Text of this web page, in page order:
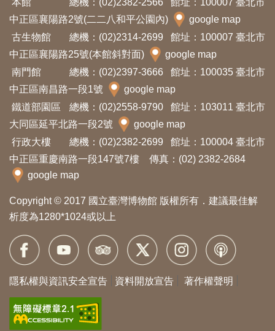
本館 總機：(02)2382-2566
館址：100007 臺北市
中正區襄陽路2號(二二八和平公園內)
google map
古生物館
總機：(02)2314-2699
館址：100007 臺北市
中正區襄陽路25號(本館斜對面)
google map
南門館
總機：(02)2397-3666
館址：100035 臺北市
中正區南昌路一段1號
google map
鐵道部園區
總機：(02)2558-9790
館址：103011 臺北市
大同區延平北路一段2號
google map
行政大樓
總機：(02)2382-2699
館址：100004 臺北市
中正區重慶南路一段147號7樓 傳真：(02) 2382-2684
google map
Copyright © 2017 國立臺灣博物館 版權所有．建議最佳解
析度為1280*1024或以上
隱私權與資訊安全宣告 資料開放宣告 著作權聲明